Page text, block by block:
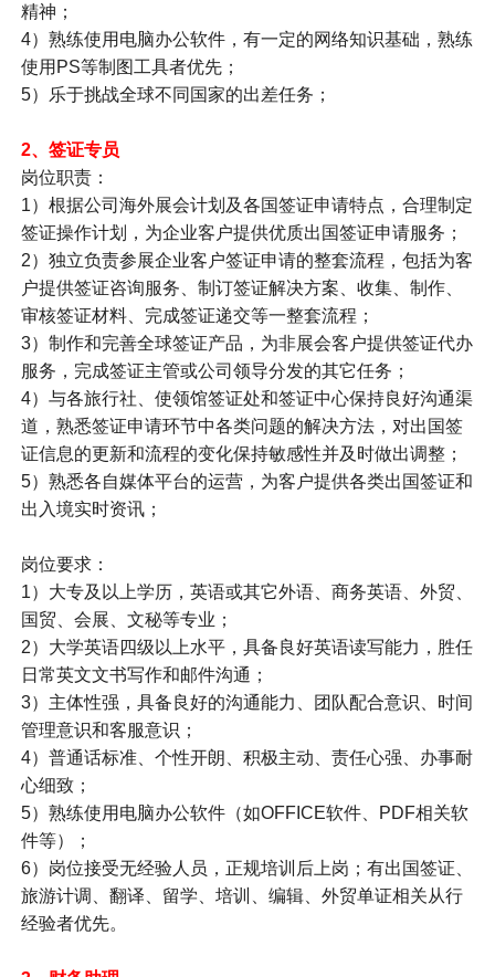
精神；
4）熟练使用电脑办公软件，有一定的网络知识基础，熟练
使用PS等制图工具者优先；
5）乐于挑战全球不同国家的出差任务；
2、签证专员
岗位职责：
1）根据公司海外展会计划及各国签证申请特点，合理制定
签证操作计划，为企业客户提供优质出国签证申请服务；
2）独立负责参展企业客户签证申请的整套流程，包括为客
户提供签证咨询服务、制订签证解决方案、收集、制作、
审核签证材料、完成签证递交等一整套流程；
3）制作和完善全球签证产品，为非展会客户提供签证代办
服务，完成签证主管或公司领导分发的其它任务；
4）与各旅行社、使领馆签证处和签证中心保持良好沟通渠
道，熟悉签证申请环节中各类问题的解决方法，对出国签
证信息的更新和流程的变化保持敏感性并及时做出调整；
5）熟悉各自媒体平台的运营，为客户提供各类出国签证和
出入境实时资讯；
岗位要求：
1）大专及以上学历，英语或其它外语、商务英语、外贸、
国贸、会展、文秘等专业；
2）大学英语四级以上水平，具备良好英语读写能力，胜任
日常英文文书写作和邮件沟通；
3）主体性强，具备良好的沟通能力、团队配合意识、时间
管理意识和客服意识；
4）普通话标准、个性开朗、积极主动、责任心强、办事耐
心细致；
5）熟练使用电脑办公软件（如OFFICE软件、PDF相关软
件等）；
6）岗位接受无经验人员，正规培训后上岗；有出国签证、
旅游计调、翻译、留学、培训、编辑、外贸单证相关从行
经验者优先。